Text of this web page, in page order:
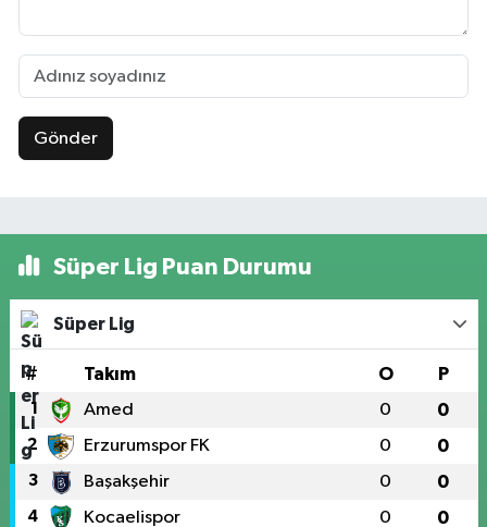
Gönder
Süper Lig Puan Durumu
Süper Lig
# Takım O P
1 Amed 0 0
2 Erzurumspor FK 0 0
3 Başakşehir 0 0
4 Kocaelispor 0 0